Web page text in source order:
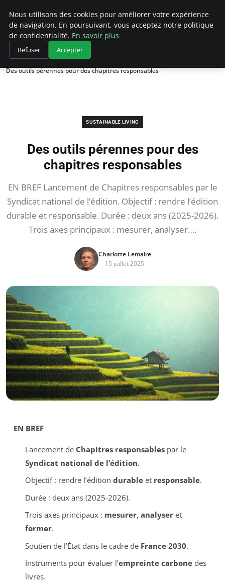
Climategatecountryclub.com
Accueil
Sustainable Living
Des outils pérennes pour des chapitres responsables
SUSTAINABLE LIVING
Des outils pérennes pour des
chapitres responsables
EN BREF Lancement de Chapitres responsables par le
Syndicat national de l’édition. Objectif : rendre l’édition
durable et responsable. Durée : deux ans (2025-2026).
Trois axes principaux : mesurer, analyser….
Charlotte Lemaire
15 juillet 2025
EN BREF
Lancement de Chapitres responsablespar le
Syndicat national de l’édition.
Objectif : rendre l’édition durableet responsable.
Durée : deux ans (2025-2026).
Trois axes principaux : mesurer, analyseret
former.
Soutien de l’État dans le cadre de France 2030.
Instruments pour évaluer l’empreinte carbonedes
livres.
Nous utilisons des cookies pour améliorer votre expérience
de navigation. En poursuivant, vous acceptez notre politique
de confidentialité. En savoir plus
Refuser Accepter